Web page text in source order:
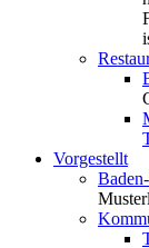
Vorgestellt